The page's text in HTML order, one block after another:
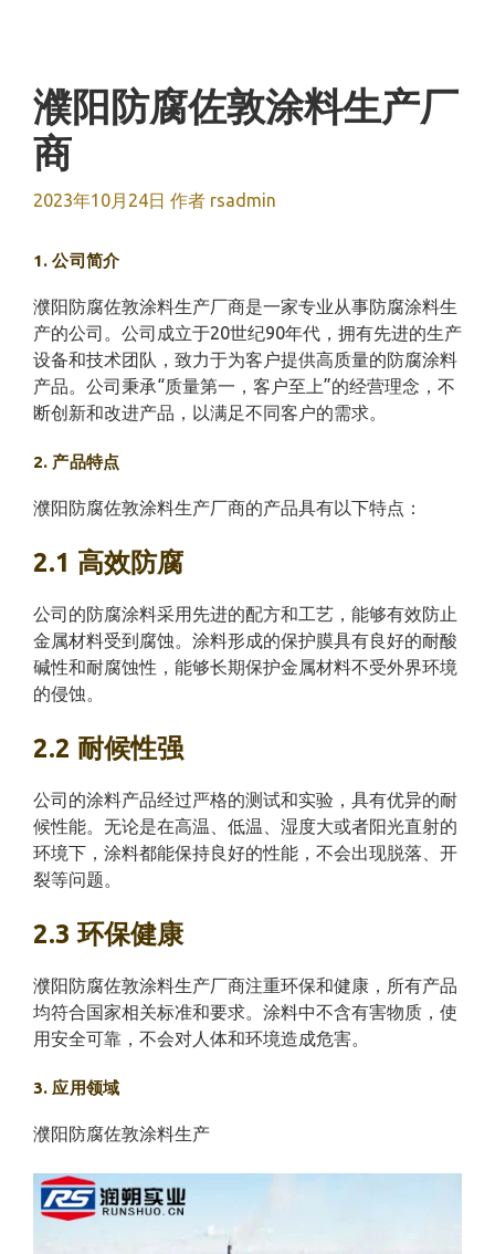
濮阳防腐佐敦涂料生产厂
商
2023年10月24日 作者 rsadmin
1. 公司简介
濮阳防腐佐敦涂料生产厂商是一家专业从事防腐涂料生
产的公司。公司成立于20世纪90年代，拥有先进的生产
设备和技术团队，致力于为客户提供高质量的防腐涂料
产品。公司秉承“质量第一，客户至上”的经营理念，不
断创新和改进产品，以满足不同客户的需求。
2. 产品特点
濮阳防腐佐敦涂料生产厂商的产品具有以下特点：
2.1 高效防腐
公司的防腐涂料采用先进的配方和工艺，能够有效防止
金属材料受到腐蚀。涂料形成的保护膜具有良好的耐酸
碱性和耐腐蚀性，能够长期保护金属材料不受外界环境
的侵蚀。
2.2 耐候性强
公司的涂料产品经过严格的测试和实验，具有优异的耐
候性能。无论是在高温、低温、湿度大或者阳光直射的
环境下，涂料都能保持良好的性能，不会出现脱落、开
裂等问题。
2.3 环保健康
濮阳防腐佐敦涂料生产厂商注重环保和健康，所有产品
均符合国家相关标准和要求。涂料中不含有害物质，使
用安全可靠，不会对人体和环境造成危害。
3. 应用领域
濮阳防腐佐敦涂料生产